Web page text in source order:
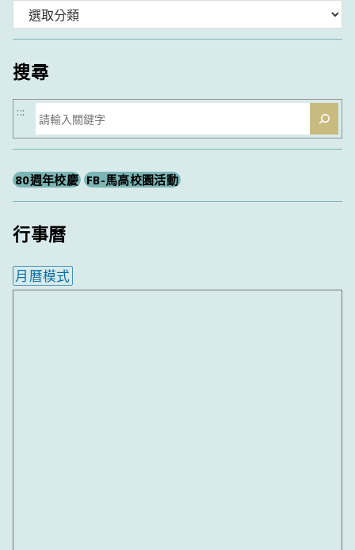
類
搜尋
搜
尋
:::
80週年校慶 FB-馬高校園活動
行事曆
月曆模式